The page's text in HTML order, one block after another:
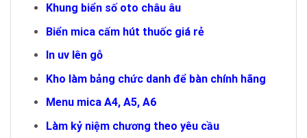
Khung biển số oto châu âu
Biển mica cấm hút thuốc giá rẻ
In uv lên gỗ
Kho làm bảng chức danh để bàn chính hãng
Menu mica A4, A5, A6
Làm kỷ niệm chương theo yêu cầu